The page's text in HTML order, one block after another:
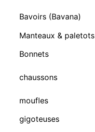
Bavoirs (Bavana)
Manteaux & paletots
Bonnets
chaussons
moufles
gigoteuses